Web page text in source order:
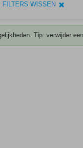
FILTERS WISSEN
Tip: verwijder